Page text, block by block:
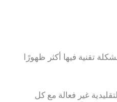
تقنية فيها أكثر ظهورًا
غير فعالة مع كل